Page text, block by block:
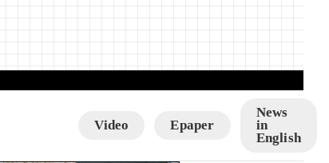
Video Epaper
News
in
English